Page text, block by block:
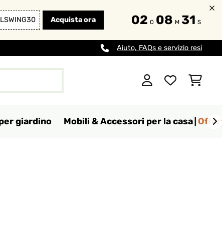
Acquista ora 02 O 08 M 29 S
Aiuto, FAQs e servizio resi
giardino Mobili & Accessori per la casa